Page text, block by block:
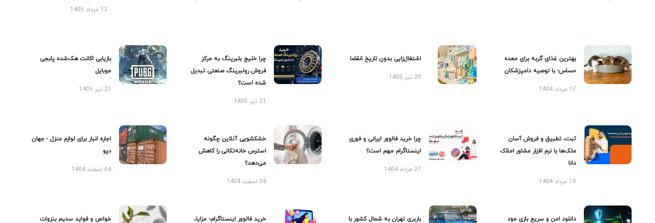
13 مرداد 1405
بهترین غذای گربه برای معده
حساس؛ با توصیه دامپزشکان
17 مرداد 1404
اشتغال‌زایی بدون تاریخ انقضا
20 تیر 1405
چرا خلیج بلبرینگ به مرکز
فروش رولبرینگ صنعتی تبدیل
شده است؟
21 تیر 1405
بازیابی اکانت هک‌شده پابجی
موبایل
21 تیر 1405
ثبت، تطبیق و فروش آسان
ملک‌ها با نرم افزار مشاور املاک
دانا
19 مرداد 1404
چرا خرید فالوور ایرانی و فوری
اینستاگرام مهم است؟
27 مرداد 1404
خشکشویی آنلاین چگونه
استرس خانه‌تکانی را کاهش
می‌دهد؟
04 اسفند 1404
اجاره انبار برای لوازم منزل - جهان
دپو
04 اسفند 1404
دانلود امن و سریع بازی مود باربری تهران به شمال کشور با خرید فالوور اینستاگرام؛ مزایا، خواص و فواید سدیم بنزوات